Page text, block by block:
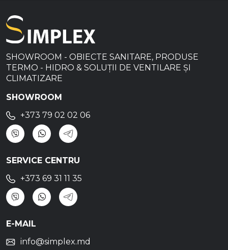
SHOWROOM - OBIECTE SANITARE, PRODUSE
TERMO - HIDRO & SOLUȚII DE VENTILARE ȘI
CLIMATIZARE
SHOWROOM
+373 79 02 02 06
SERVICE CENTRU
+373 69 31 11 35
E-MAIL
info@simplex.md